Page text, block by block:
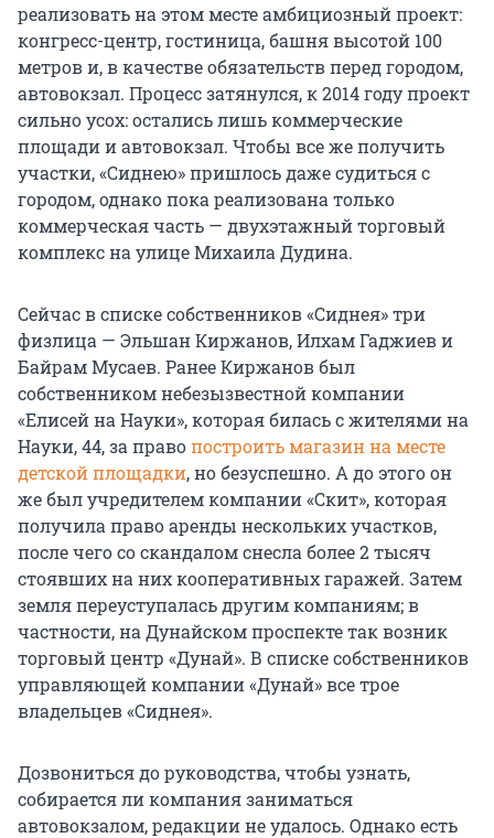
реализовать на этом месте амбициозный проект:
конгресс-центр, гостиница, башня высотой 100
метров и, в качестве обязательств перед городом,
автовокзал. Процесс затянулся, к 2014 году проект
сильно усох: остались лишь коммерческие
площади и автовокзал. Чтобы все же получить
участки, «Сиднею» пришлось даже судиться с
городом, однако пока реализована только
коммерческая часть — двухэтажный торговый
комплекс на улице Михаила Дудина.
Сейчас в списке собственников «Сиднея» три
физлица — Эльшан Киржанов, Илхам Гаджиев и
Байрам Мусаев. Ранее Киржанов был
собственником небезызвестной компании
«Елисей на Науки», которая билась с жителями на
Науки, 44, за правопостроить магазин на месте
детской площадки, но безуспешно. А до этого он
же был учредителем компании «Скит», которая
получила право аренды нескольких участков,
после чего со скандалом снесла более 2 тысяч
стоявших на них кооперативных гаражей. Затем
земля переуступалась другим компаниям; в
частности, на Дунайском проспекте так возник
торговый центр «Дунай». В списке собственников
управляющей компании «Дунай» все трое
владельцев «Сиднея».
Дозвониться до руководства, чтобы узнать,
собирается ли компания заниматься
автовокзалом, редакции не удалось. Однако есть